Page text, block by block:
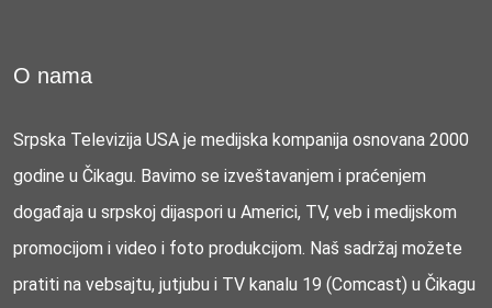
O nama
Srpska Televizija USA je medijska kompanija osnovana 2000
godine u Čikagu. Bavimo se izveštavanjem i praćenjem
događaja u srpskoj dijaspori u Americi, TV, veb i medijskom
promocijom i video i foto produkcijom. Naš sadržaj možete
pratiti na vebsajtu, jutjubu i TV kanalu 19 (Comcast) u Čikagu